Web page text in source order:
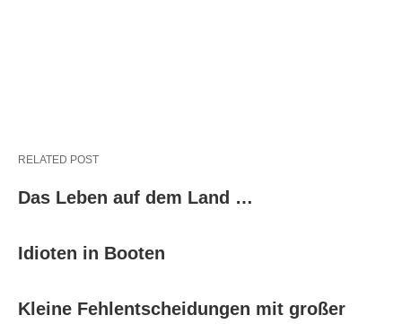
RELATED POST
Das Leben auf dem Land …
Idioten in Booten
Kleine Fehlentscheidungen mit großer